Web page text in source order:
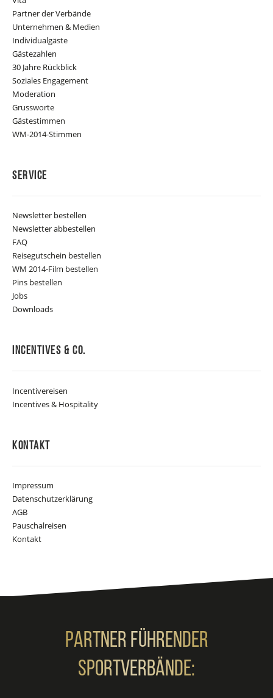
Partner der Verbände
Unternehmen & Medien
Individualgäste
Gästezahlen
30 Jahre Rückblick
Soziales Engagement
Moderation
Grussworte
Gästestimmen
WM-2014-Stimmen
Service
Newsletter bestellen
Newsletter abbestellen
FAQ
Reisegutschein bestellen
WM 2014-Film bestellen
Pins bestellen
Jobs
Downloads
Incentives & Co.
Incentivereisen
Incentives & Hospitality
Kontakt
Impressum
Datenschutzerklärung
AGB
Pauschalreisen
Kontakt
Partner Führender
Sportverbände: